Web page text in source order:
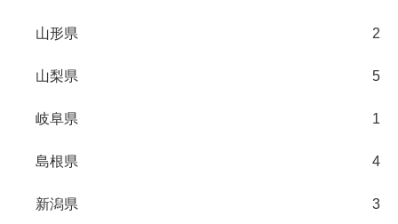
山形県 2
山梨県 5
岐阜県 1
島根県 4
新潟県 3